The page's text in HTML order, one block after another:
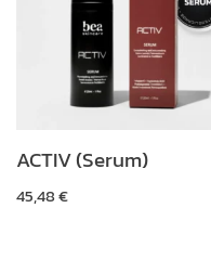
ACTIV (Serum)
45,48€